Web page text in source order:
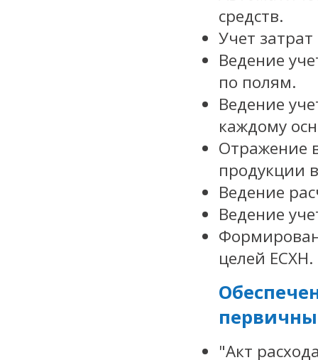
средств.
Учет
Ведение
по полям.
Ведение
каждому
Отражение
продукции
Ведение
Ведение
целей ЕСХН.
"Акт